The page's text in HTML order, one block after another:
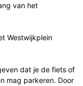
van het
Westwijkplein
dat je de fiets of
mag parkeren. Door